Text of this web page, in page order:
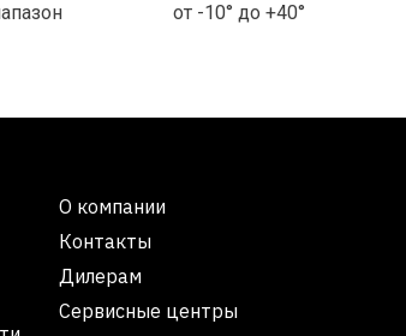
от -10° до +40°
О компании
Контакты
Дилерам
Сервисные центры